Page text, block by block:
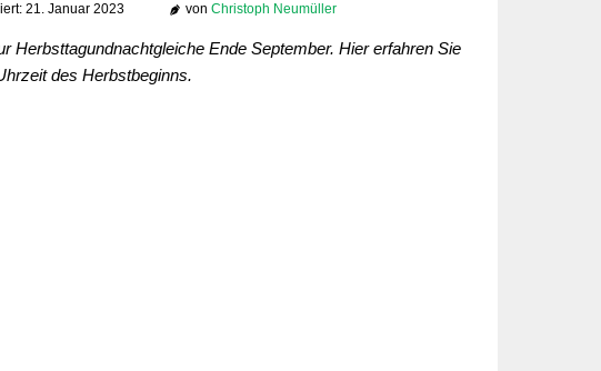
21. Januar 2023 von Christoph Neumüller
Herbsttagundnachtgleiche Ende September. Hier erfahren Sie
des Herbstbeginns.